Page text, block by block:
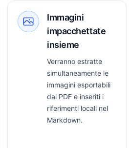
Immagini
impacchettate
insieme
Verranno estratte
simultaneamente le
immagini esportabili
dal PDF e inseriti i
riferimenti locali nel
Markdown.